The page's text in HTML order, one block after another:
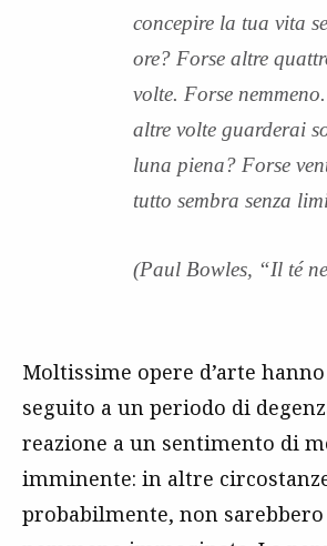
concepire la tua vita
ore? Forse altre
volte. Forse
altre volte guarderai
luna piena? Forse
tutto sembra senza
(Paul Bowles, “Il té
Moltissime opere d’arte
seguito a un periodo di
reazione a un sentimento di
imminente: in altre
probabilmente, non